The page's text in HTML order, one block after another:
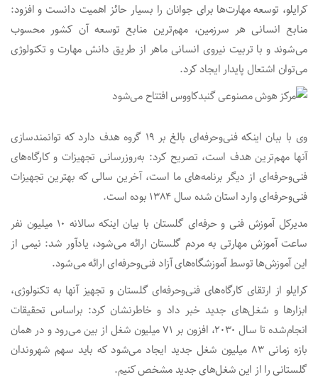
کرایلو، توسعه مهارت‌ها برای جوانان را بسیار حائز اهمیت دانست و افزود:
منابع انسانی هر سرزمین، مهم‌ترین منابع توسعه آن کشور محسوب
می‌شوند و با تربیت نیروی انسانی ماهر از طریق دانش مهارت و تکنولوژی
می‌توان اشتعال پایدار ایجاد کرد.
وی با ببان اینکه فنی‌وحرفه‌ای بالغ بر ۱۹ گروه هدف دارد که توانمندسازی
آنها مهم‌ترین هدف است، تصریح کرد: به‌روزرسانی تجهیزات و کارگاه‌های
فنی‌وحرفه‌ای از دیگر برنامه‌های ما است، آخرین سالی که بهترین تجهیزات
فنی‌وحرفه‌ای وارد استان شده سال ۱۳۸۴ بوده است.
مدیرکل آموزش فنی و حرفه‌ای گلستان با بیان اینکه سالانه ۱۰ میلیون نفر
ساعت آموزش مهارتی به مردم گلستان ارائه می‌شود، یادآور شد: نیمی از
این آموزش‌ها توسط آموزشگاه‌های آزاد فنی‌وحرفه‌ای ارائه می‌شود.
کرایلو از ارتقای کارگاه‌های فنی‌وحرفه‌ای گلستان و تجهیز آنها به تکنولوژی،
ابزارها و شغل‌های جدید خبر داد و خاطرنشان کرد: براساس تحقیقات
انجام‌شده تا سال ۲۰۳۰، افزون بر ۷۱ میلیون شغل از بین می‌رود و در همان
بازه زمانی ۸۳ میلیون شغل جدید ایجاد می‌شود که باید سهم شهروندان
گلستانی را از این شغل‌های جدید مشخص کنیم.